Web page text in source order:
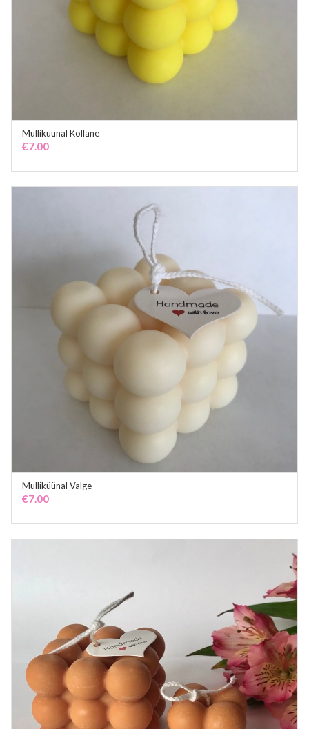
Mulliküünal Kollane
€7.00
Mulliküünal Valge
€7.00